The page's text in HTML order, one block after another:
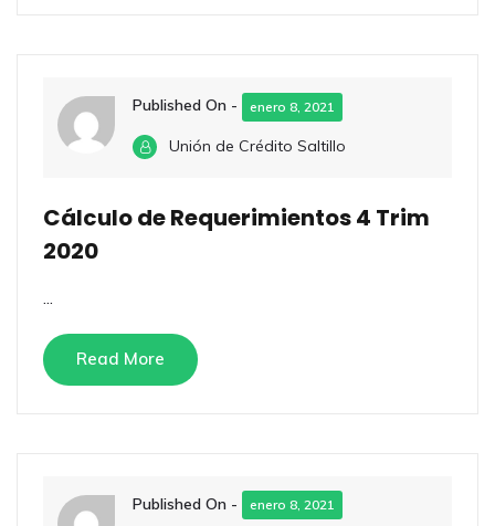
Published On - enero 8, 2021
Unión de Crédito Saltillo
Cálculo de Requerimientos 4 Trim
2020
Read More
Published On - enero 8, 2021